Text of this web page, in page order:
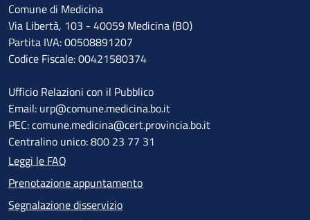
Comune di Medicina
Via Libertà, 103 - 40059 Medicina (BO)
Partita IVA: 00508891207
Codice Fiscale: 00421580374
Ufficio Relazioni con il Pubblico
Email: urp@comune.medicina.bo.it
PEC: comune.medicina@cert.provincia.bo.it
Centralino unico: 800 23 77 31
Leggi le FAQ
Prenotazione appuntamento
Segnalazione disservizio